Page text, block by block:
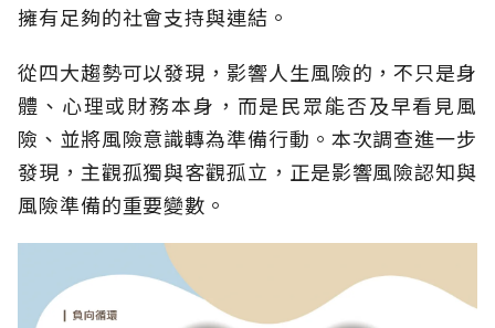
擁有足夠的社會支持與連結。
從四大趨勢可以發現，影響人生風險的，不只是身
體、心理或財務本身，而是民眾能否及早看見風
險、並將風險意識轉為準備行動。本次調查進一步
發現，主觀孤獨與客觀孤立，正是影響風險認知與
風險準備的重要變數。